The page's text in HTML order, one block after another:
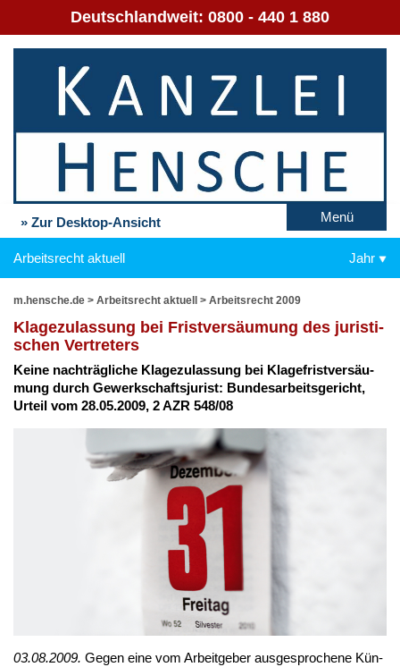
Deutschlandweit: 0800 - 440 1 880
» Zur Desktop-Ansicht Menü
Arbeitsrecht aktuell Jahr
m.hensche.de > Arbeitsrecht aktuell > Arbeitsrecht 2009
Kla­ge­zu­las­sung bei Frist­ver­säu­mung des ju­ris­ti­
schen Ver­tre­ters
Kei­ne nach­träg­li­che Kla­ge­zu­las­sung bei Kla­ge­frist­ver­säu­
mung durch Ge­werk­schafts­ju­rist: Bun­des­ar­beits­ge­richt,
Ur­teil vom 28.05.2009, 2 AZR 548/08
03.08.2009. Ge­gen ei­ne vom Ar­beit­ge­ber aus­ge­spro­che­ne Kün­